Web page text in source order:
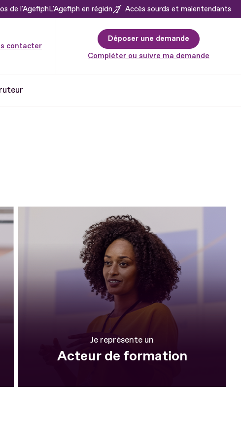
de l'AgefiphL'Agefiph en région Accès sourds et malentendants
contacter
Déposer une demande
Compléter ou suivre ma demande
Je représente un
Acteur de formation